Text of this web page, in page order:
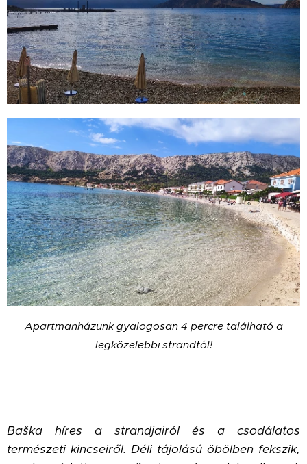
Apartmanházunk gyalogosan 4 percre található a
legközelebbi strandtól!
Baška híres a strandjairól és a csodálatos
természeti kincseiről. Déli tájolású öbölben fekszik,